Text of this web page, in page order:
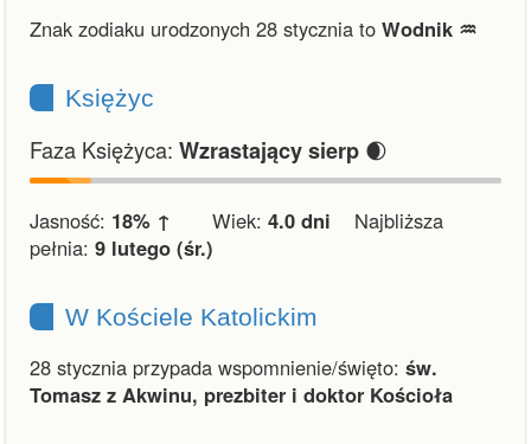
Znak zodiaku urodzonych 28 stycznia to Wodnik ♒︎
Księżyc
Faza Księżyca: Wzrastający sierp 🌒
Jasność: 18% ↑ Wiek: 4.0 dni Najbliższa
pełnia: 9 lutego (śr.)
W Kościele Katolickim
28 stycznia przypada wspomnienie/święto: św.
Tomasz z Akwinu, prezbiter i doktor Kościoła